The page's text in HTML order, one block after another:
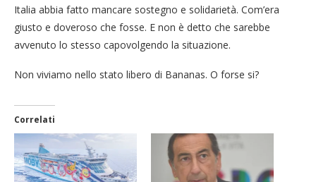
Italia abbia fatto mancare sostegno e solidarietà. Com’era
giusto e doveroso che fosse. E non è detto che sarebbe
avvenuto lo stesso capovolgendo la situazione.
Non viviamo nello stato libero di Bananas. O forse si?
Correlati